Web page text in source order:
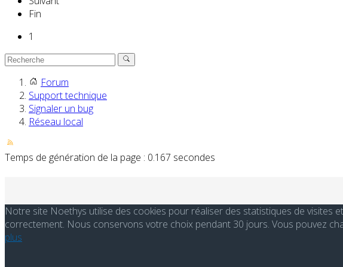
Fin
1
Forum
Support technique
Signaler un bug
Réseau local
Temps de génération de la page : 0.167 secondes
Notre site Noethys utilise des cookies pour réaliser des statistiques de visites
correctement. Nous conservons votre choix pendant 30 jours. Vous pouvez
plus